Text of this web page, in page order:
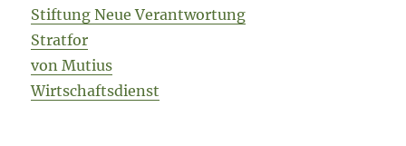
Stiftung Neue Verantwortung
Stratfor
von Mutius
Wirtschaftsdienst